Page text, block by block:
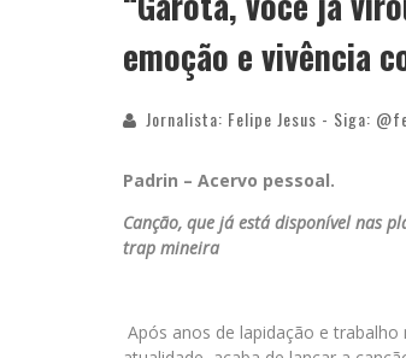
emoção e vivência
Jornalista: Felipe Jesus - Siga:
Padrin – Acervo pessoal.
Canção, que já está disponível nas
trap mineira
Após anos de lapidação e